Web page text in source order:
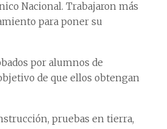
Nacional. Trabajaron más
para poner su
por alumnos de
de que ellos obtengan
pruebas en tierra,